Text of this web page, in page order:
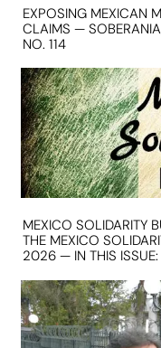
EXPOSING MEXICAN
CLAIMS —
NO. 114
MEXICO SOLIDARITY
THE MEXICO
2026 — IN THIS